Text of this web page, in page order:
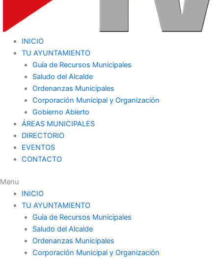
INICIO
TU AYUNTAMIENTO
Guía de Recursos Municipales
Saludo del Alcalde
Ordenanzas Municipales
Corporación Municipal y Organización
Gobierno Abierto
ÁREAS MUNICIPALES
DIRECTORIO
EVENTOS
CONTACTO
Menu
INICIO
TU AYUNTAMIENTO
Guía de Recursos Municipales
Saludo del Alcalde
Ordenanzas Municipales
Corporación Municipal y Organización